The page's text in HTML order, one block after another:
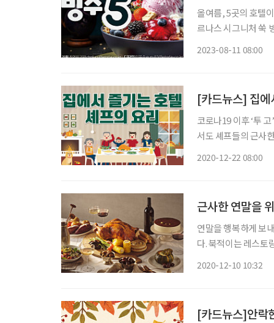
올여름, 5곳의 호텔이 출시한
르나스 시그니처 쑥 빙수 쑥으로 만든 생초콜릿과 쑥 아이스크림의 조화! 견
2023-08-11 08:00
[카드뉴스] 집에
코로나19 이후 ‘투
서도 셰프들의 근사
2020-12-22 08:00
근사한 연말을
연말을 행복하게 보
다. 북적이는 레스토
2020-12-10 10:32
[카드뉴스]안락